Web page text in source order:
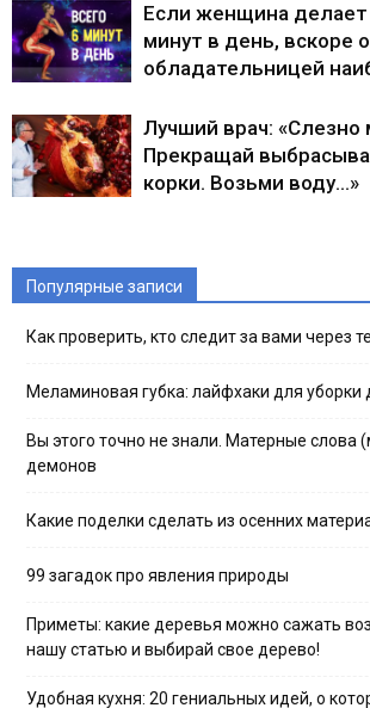
Если женщина делает
минут в день, вскоре
обладательницей
Лучший врач:
Прекращай
корки. Возьми воду…»
Популярные записи
Как проверить, кто следит за вами через
Меламиновая губка: лайфхаки для уборки
Вы этого точно не знали. Матерные слова
демонов
Какие поделки сделать из осенних
99 загадок про явления природы
Приметы: какие деревья можно сажать
нашу статью и выбирай свое дерево!
Удобная кухня: 20 гениальных идей, о